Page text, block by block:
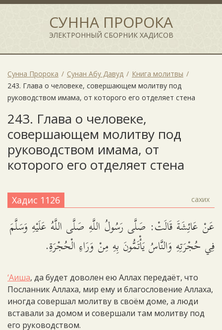
СУННА ПРОРОКА
ЭЛЕКТРОННЫЙ СБОРНИК ХАДИСОВ
Сунна Пророка Сунан Абу Давуд
Книга молитвы
243. Глава о человеке, совершающем молитву под
руководством имама, от которого его отделяет стена
243. Глава о человеке,
совершающем молитву под
руководством имама, от
которого его отделяет стена
Хадис 1126 сахих
عَنْ عَائِشَةَ قَالَتْ: صَلَّى رَسُولُ اللَّهِ صَلَّى اللَّهُ عَلَيْهِ وَسَلَّمَ
فِي حُجْرَتِهِ وَالنَّاسُ يَأْتَمُّونَ بِهِ مِنْ وَرَاءِ الْحُجْرَةِ.
‘Аиша, да будет доволен ею Аллах передаёт, что
Посланник Аллаха, мир ему и благословение Аллаха,
иногда совершал молитву в своём доме, а люди
вставали за домом и совершали там молитву под
его руководством.